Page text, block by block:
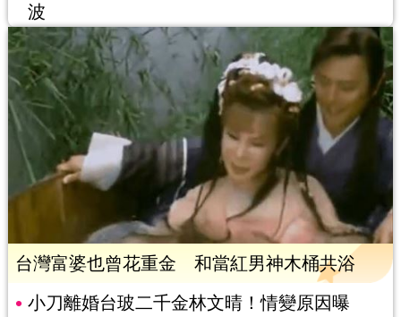
波
台灣富婆也曾花重金 和當紅男神木桶共浴
小刀離婚台玻二千金林文晴！情變原因曝